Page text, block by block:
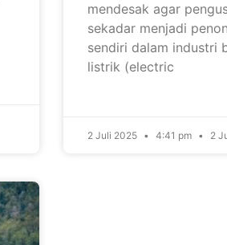
mendesak agar
sekadar menjadi
sendiri dalam industri
listrik (electric
2 Juli 2025 4:41 pm 2